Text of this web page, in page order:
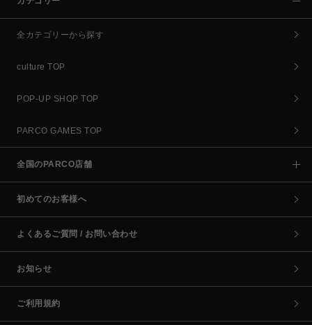
全カテゴリーから探す
culture TOP
POP-UP SHOP TOP
PARCO GAMES TOP
全国のPARCO店舗
初めてのお客様へ
よくあるご質問 / お問い合わせ
お知らせ
ご利用規約